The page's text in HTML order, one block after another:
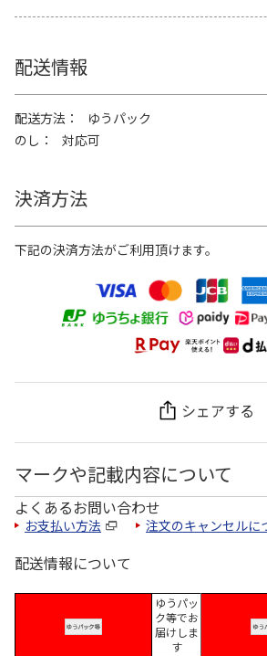
配送情報
配送方法
ゆうパック
のし
対応可
決済方法
下記の決済方法がご利用頂けます。
シェアする
マークや記載内容について
よくあるお問い合わせ
お支払い方法 注文のキャンセルに
配送情報について
ゆうパッ
ク等でお
届けしま
す